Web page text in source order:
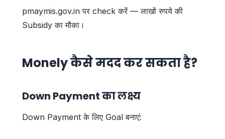
pmaymis.gov.in पर check करें — लाखों रुपये की
Subsidy का मौका।
Monely कैसे मदद कर सकता है?
Down Payment का लक्ष्य
Down Payment के लिए Goal बनाएं: